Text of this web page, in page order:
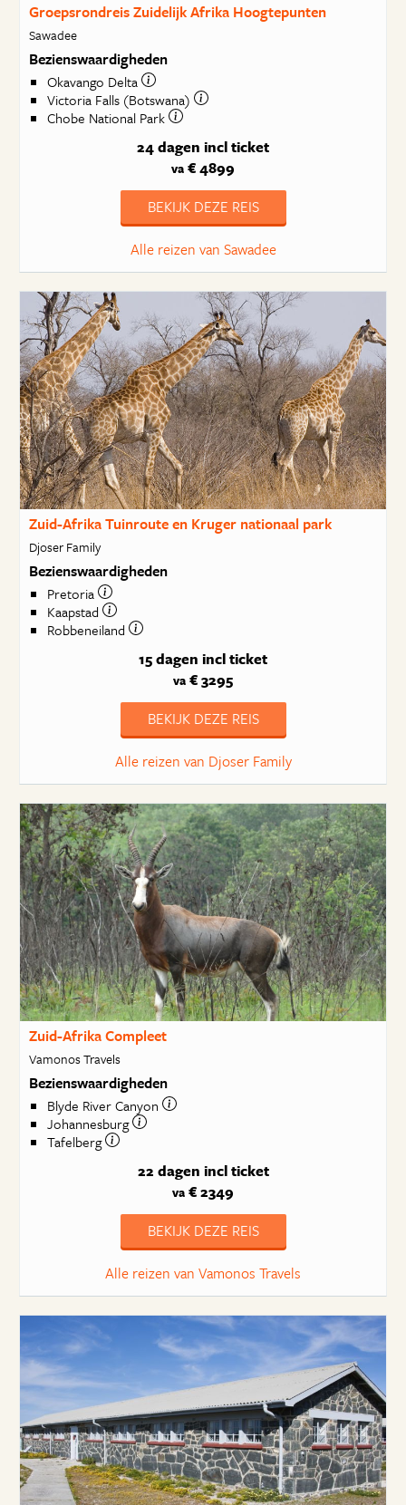
Groepsrondreis Zuidelijk Afrika Hoogtepunten
Sawadee
Bezienswaardigheden
Okavango Delta
Victoria Falls (Botswana)
Chobe National Park
24 dagen incl ticket
va € 4899
BEKIJK DEZE REIS
Alle reizen van Sawadee
Zuid-Afrika Tuinroute en Kruger nationaal park
Djoser Family
Bezienswaardigheden
Pretoria
Kaapstad
Robbeneiland
15 dagen incl ticket
va € 3295
BEKIJK DEZE REIS
Alle reizen van Djoser Family
Zuid-Afrika Compleet
Vamonos Travels
Bezienswaardigheden
Blyde River Canyon
Johannesburg
Tafelberg
22 dagen incl ticket
va € 2349
BEKIJK DEZE REIS
Alle reizen van Vamonos Travels